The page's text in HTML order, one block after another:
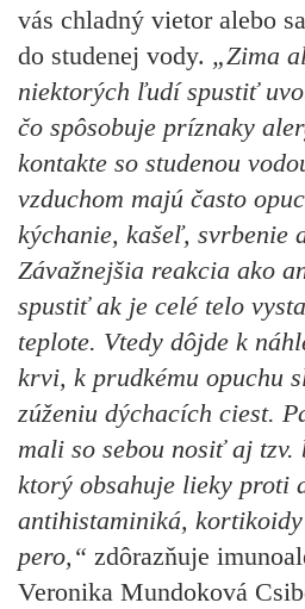
vás chladný vietor alebo
do studenej vody. „Zima
niektorých ľudí spustiť
čo spôsobuje príznaky
kontakte so studenou
vzduchom majú často
kýchanie, kašeľ, svrbenie
Závažnejšia reakcia ako
spustiť ak je celé telo
teplote. Vtedy dôjde k
krvi, k prudkému opuchu
zúženiu dýchacích ciest.
mali so sebou nosiť aj
ktorý obsahuje lieky proti
antihistaminiká,
pero,“ zdôrazňuje
Veronika Mundoková